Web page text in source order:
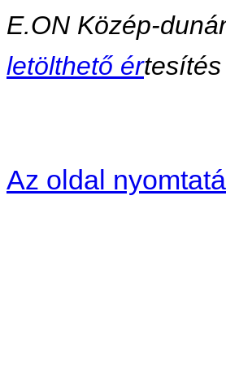
E.ON Közép-
letölthető értesítés
Az oldal